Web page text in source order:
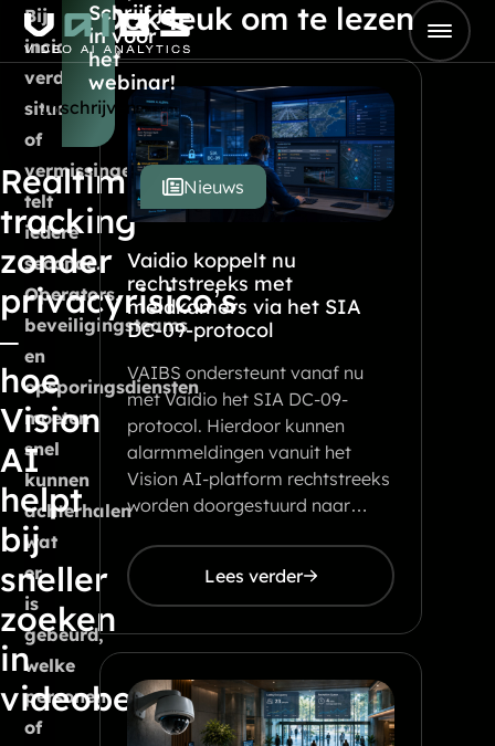
Skip to content
Go to Home
Realtime
tracking
zonder
privacyrisico’s
–
hoe
Vision
AI
helpt
bij
sneller
zoeken
in
videobeelden
Bij
incidenten,
verdachte
situaties
of
vermissingen
telt
iedere
seconde.
Operators,
beveiligingsteams
en
opsporingsdiensten
moeten
snel
kunnen
achterhalen
wat
er
is
gebeurd,
welke
personen
of
Schrijf je
in voor
het
webinar!
Inschrijven
Ook leuk om te lezen
Vaidio koppelt nu
rechtstreeks met
meldkamers via het SIA
DC-09-protocol
VAIBS ondersteunt vanaf nu
met Vaidio het SIA DC-09-
protocol. Hierdoor kunnen
alarmmeldingen vanuit het
Vision AI-platform rechtstreeks
worden doorgestuurd naar…
Lees verder
Nieuws